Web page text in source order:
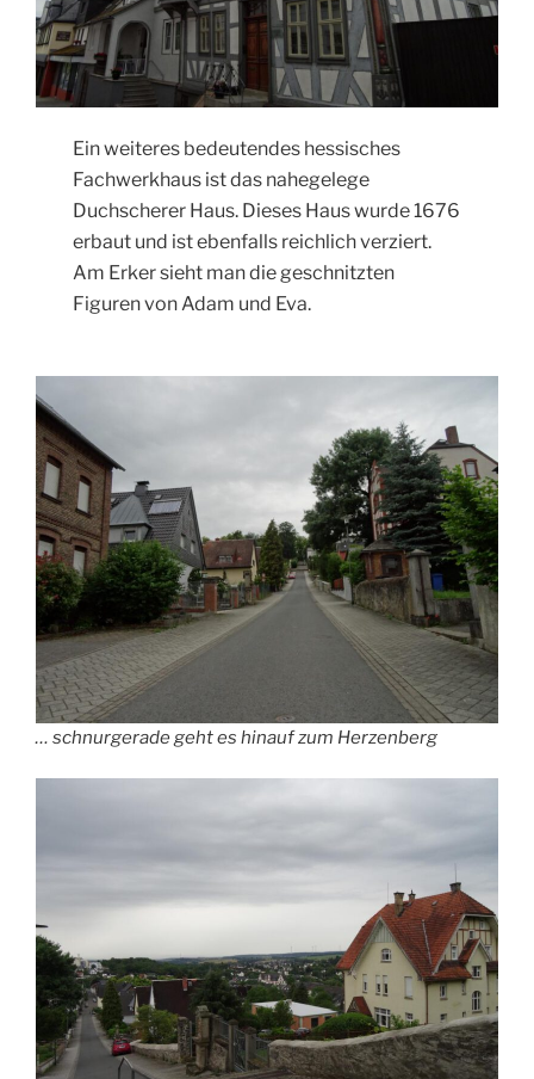
Ein weiteres bedeutendes hessisches
Fachwerkhaus ist das nahegelege
Duchscherer Haus. Dieses Haus wurde 1676
erbaut und ist ebenfalls reichlich verziert.
Am Erker sieht man die geschnitzten
Figuren von Adam und Eva.
… schnurgerade geht es hinauf zum Herzenberg